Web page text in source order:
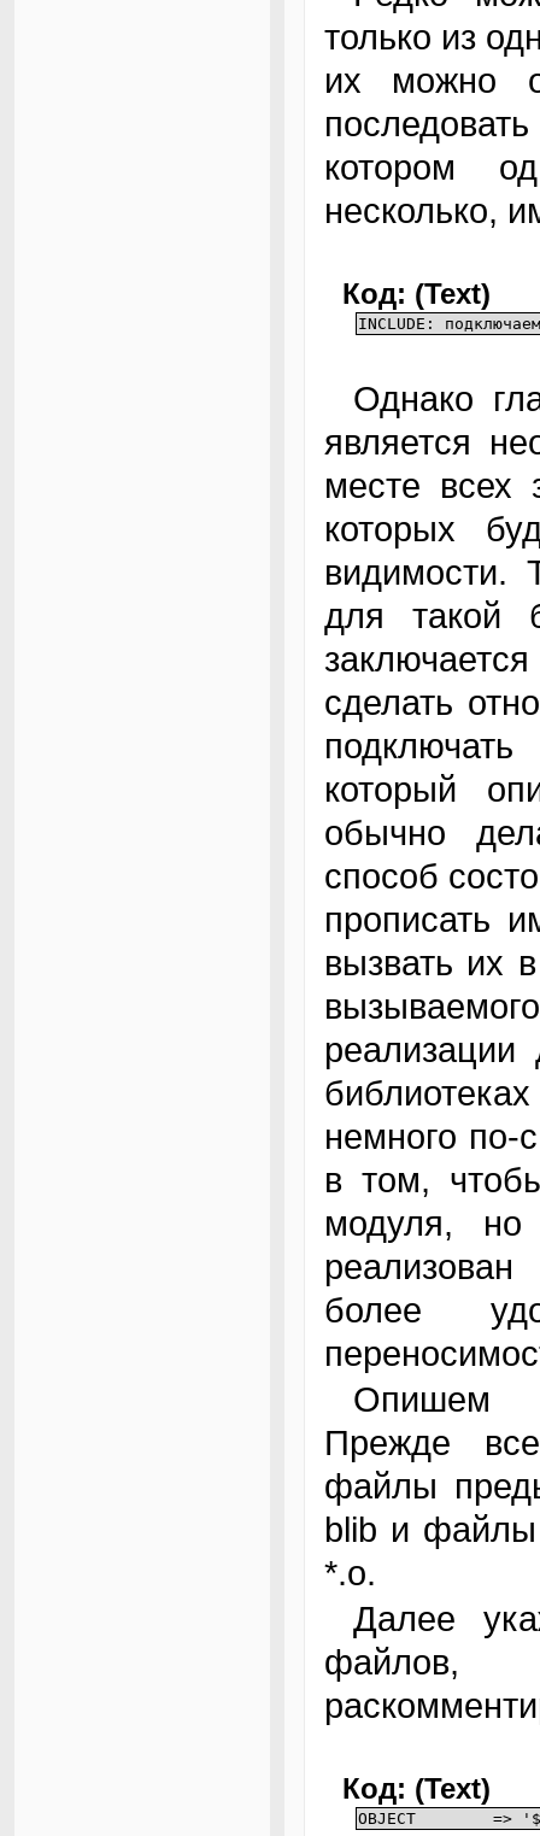
только из
их можно
котором
несколько,
Код: (Text)
INCLUDE:
Однако главным недостатком такого подхода
является
месте всех
которых
видимости.
для такой
сделать
который
обычно
способ
прописать
вызвать их
немного по-
в том,
модуля,
более
Опишем последний вариант подробнее.
Прежде
файлы
blib и файлы
*.o.
Далее укажем обрабатывать несколько xs-
файлов,
Код: (Text)
OBJECT =>